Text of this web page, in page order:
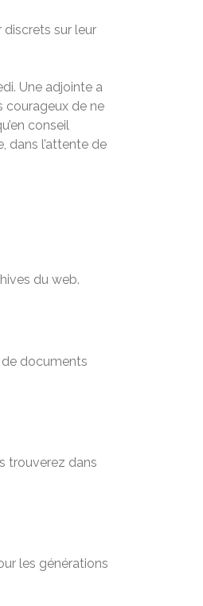
discrets sur leur
Une adjointe a
courageux de ne
conseil
dans l’attente de
du web.
de documents
trouverez dans
les générations